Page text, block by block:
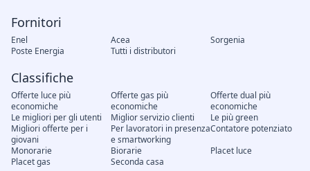
Fornitori
Enel Acea
Sorgenia
Poste Energia
Tutti i distributori
Classifiche
Offerte luce più
economiche
Offerte gas più
economiche
Offerte dual più
economiche
Le migliori per gli utenti
Miglior servizio clienti
Le più green
Migliori offerte per i
giovani
Per lavoratori in presenza
e smartworking
Contatore potenziato
Monorarie
Biorarie
Placet luce
Placet gas
Seconda casa